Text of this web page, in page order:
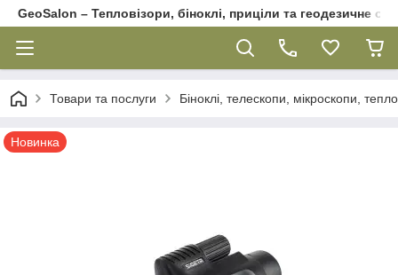
GeoSalon – Тепловізори, біноклі, приціли та геодезичне
Товари та послуги Біноклі, телескопи, мікроскопи,
Новинка